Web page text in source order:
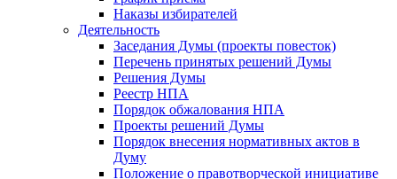
Наказы избирателей
Деятельность
Заседания Думы (проекты повесток)
Перечень принятых решений Думы
Решения Думы
Реестр НПА
Порядок обжалования НПА
Проекты решений Думы
Порядок внесения нормативных актов в
Думу
Положение о правотворческой инициативе